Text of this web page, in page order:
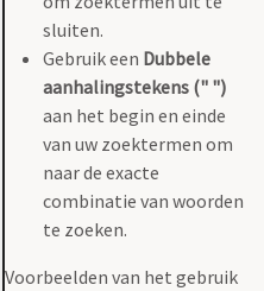
sluiten.
Gebruik een Dubbele
aanhalingstekens (" ")
aan het begin en einde
van uw zoektermen om
naar de exacte
combinatie van woorden
te zoeken.
Voorbeelden van het gebruik